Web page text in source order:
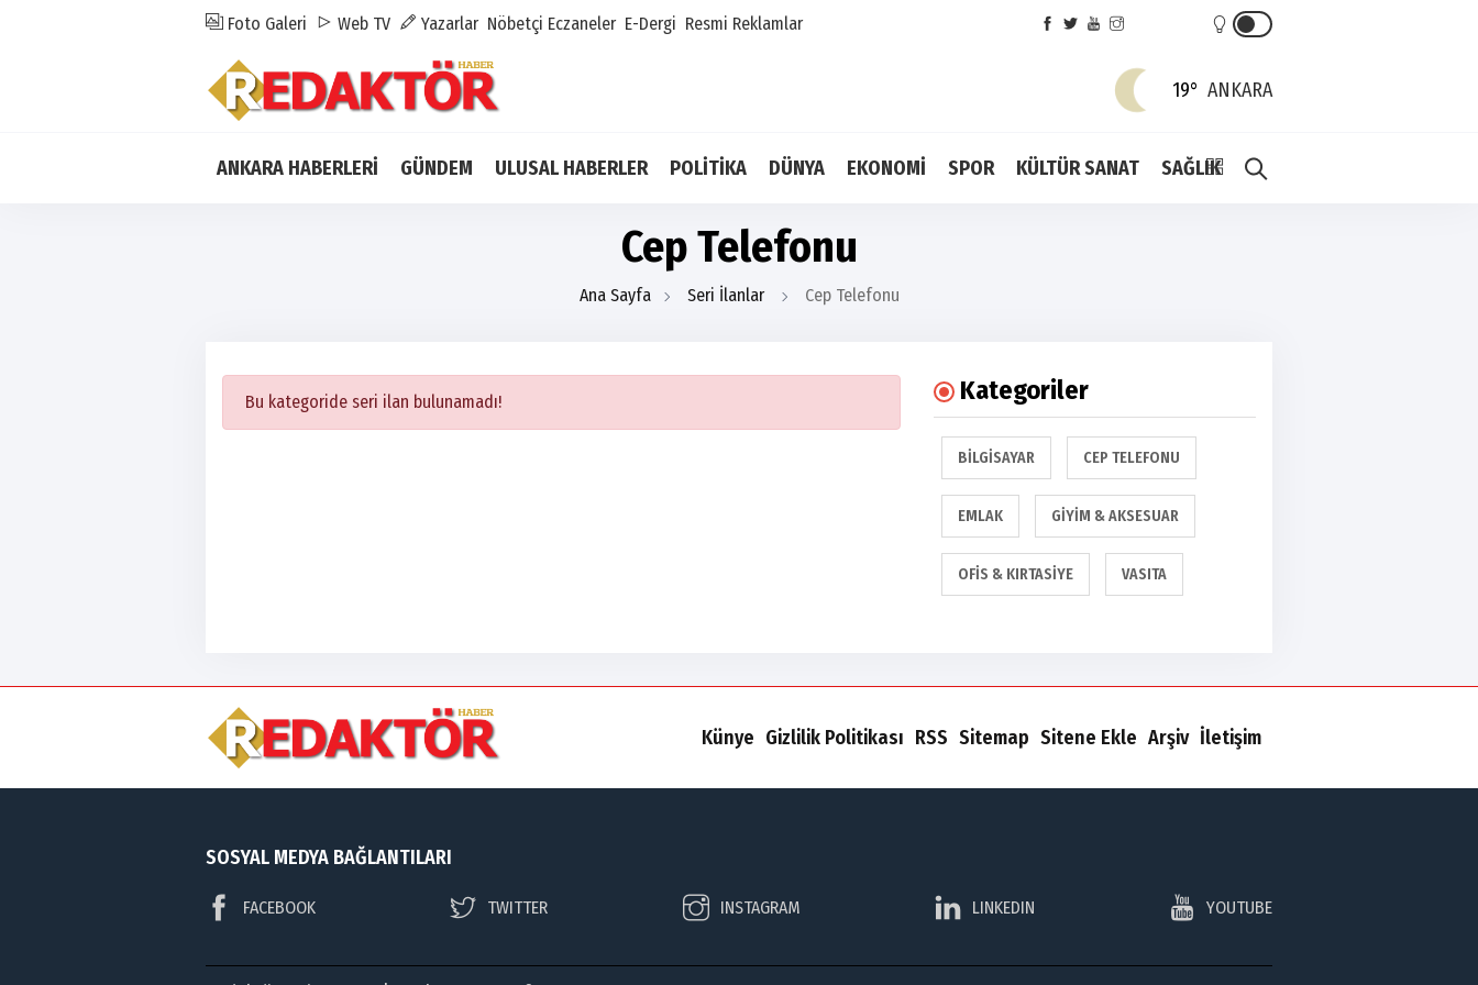
Foto Galeri Web TV Yazarlar Nöbetçi Eczaneler E-Dergi Resmi Reklamlar
19° ANKARA
ANKARA HABERLERİ GÜNDEM ULUSAL HABERLER POLİTİKA DÜNYA EKONOMİ SPOR KÜLTÜR SANAT SAĞLIK
Cep Telefonu
Ana Sayfa Seri İlanlar Cep Telefonu
Bu kategoride seri ilan bulunamadı! Kategoriler
BILGISAYAR CEP TELEFONU
EMLAK GIYIM & AKSESUAR
OFIS & KIRTASIYE VASITA
Künye Gizlilik Politikası RSS Sitemap Sitene Ekle Arşiv İletişim
SOSYAL MEDYA BAĞLANTILARI
FACEBOOK TWITTER INSTAGRAM LINKEDIN YOUTUBE